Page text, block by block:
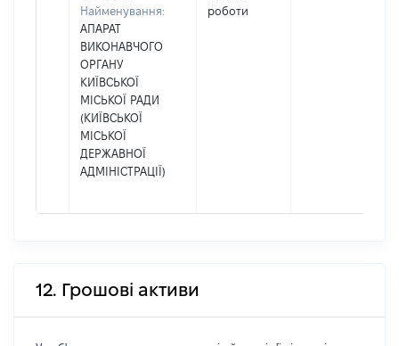
Найменування:
АПАРАТ
ВИКОНАВЧОГО
ОРГАНУ
КИЇВСЬКОЇ
МІСЬКОЇ РАДИ
(КИЇВСЬКОЇ
МІСЬКОЇ
ДЕРЖАВНОЇ
АДМІНІСТРАЦІЇ)
роботи
12. Грошові активи